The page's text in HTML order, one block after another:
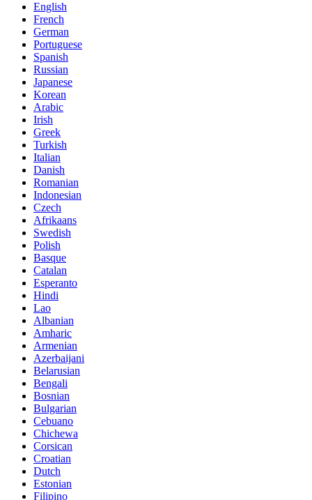
English
French
German
Portuguese
Spanish
Russian
Japanese
Korean
Arabic
Irish
Greek
Turkish
Italian
Danish
Romanian
Indonesian
Czech
Afrikaans
Swedish
Polish
Basque
Catalan
Esperanto
Hindi
Lao
Albanian
Amharic
Armenian
Azerbaijani
Belarusian
Bengali
Bosnian
Bulgarian
Cebuano
Chichewa
Corsican
Croatian
Dutch
Estonian
Filipino